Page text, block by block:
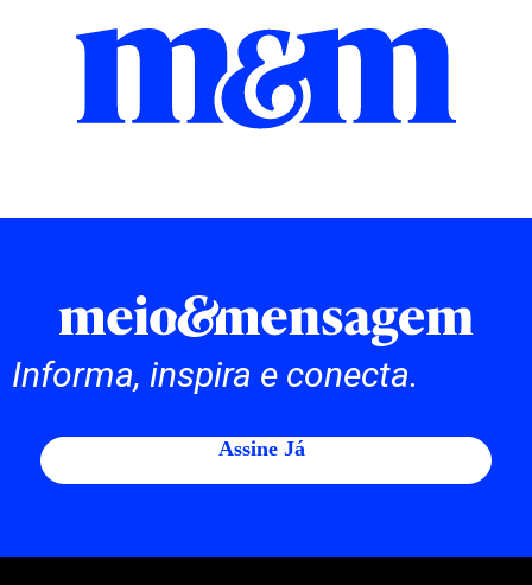
Informa, inspira e conecta.
Assine Já